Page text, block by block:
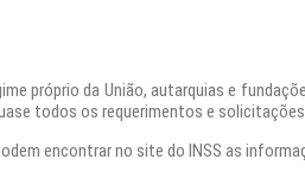
próprio da União, autarquias e
todos os requerimentos e
encontrar no site do INSS as